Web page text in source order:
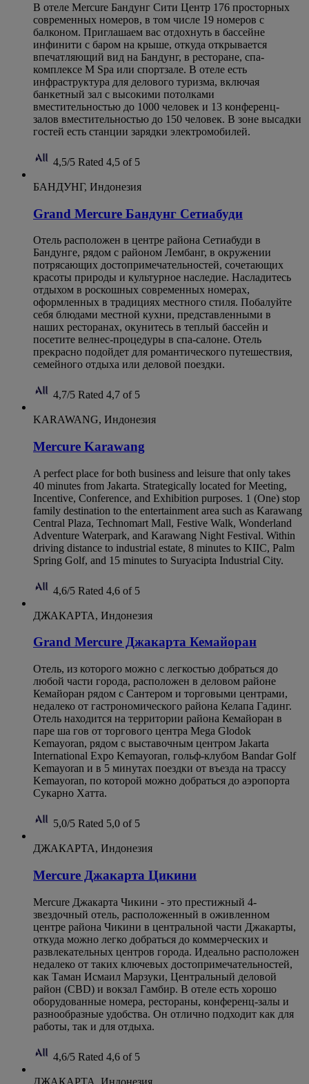
В отеле Mercure Бандунг Сити Центр 176 просторных
современных номеров, в том числе 19 номеров с
балконом. Приглашаем вас отдохнуть в бассейне
инфинити с баром на крыше, откуда открывается
впечатляющий вид на Бандунг, в ресторане, спа-
комплексе M Spa или спортзале. В отеле есть
инфраструктура для делового туризма, включая
банкетный зал с высокими потолками
вместительностью до 1000 человек и 13 конференц-
залов вместительностью до 150 человек. В зоне высадки
гостей есть станции зарядки электромобилей.
4,5/5 Rated 4,5 of 5
БАНДУНГ, Индонезия
Grand Mercure Бандунг Сетиабуди
Отель расположен в центре района Сетиабуди в
Бандунге, рядом с районом Лембанг, в окружении
потрясающих достопримечательностей, сочетающих
красоты природы и культурное наследие. Насладитесь
отдыхом в роскошных современных номерах,
оформленных в традициях местного стиля. Побалуйте
себя блюдами местной кухни, представленными в
наших ресторанах, окунитесь в теплый бассейн и
посетите велнес-процедуры в спа-салоне. Отель
прекрасно подойдет для романтического путешествия,
семейного отдыха или деловой поездки.
4,7/5 Rated 4,7 of 5
KARAWANG, Индонезия
Mercure Karawang
A perfect place for both business and leisure that only takes
40 minutes from Jakarta. Strategically located for Meeting,
Incentive, Conference, and Exhibition purposes. 1 (One) stop
family destination to the entertainment area such as Karawang
Central Plaza, Technomart Mall, Festive Walk, Wonderland
Adventure Waterpark, and Karawang Night Festival. Within
driving distance to industrial estate, 8 minutes to KIIC, Palm
Spring Golf, and 15 minutes to Suryacipta Industrial City.
4,6/5 Rated 4,6 of 5
ДЖАКАРТА, Индонезия
Grand Mercure Джакарта Кемайоран
Отель, из которого можно с легкостью добраться до
любой части города, расположен в деловом районе
Кемайоран рядом с Сантером и торговыми центрами,
недалеко от гастрономического района Келапа Гадинг.
Отель находится на территории района Кемайоран в
паре ша гов от торгового центра Mega Glodok
Kemayoran, рядом с выставочным центром Jakarta
International Expo Kemayoran, гольф-клубом Bandar Golf
Kemayoran и в 5 минутах поездки от въезда на трассу
Kemayoran, по которой можно добраться до аэропорта
Сукарно Хатта.
5,0/5 Rated 5,0 of 5
ДЖАКАРТА, Индонезия
Mercure Джакарта Цикини
Mercure Джакарта Чикини - это престижный 4-
звездочный отель, расположенный в оживленном
центре района Чикини в центральной части Джакарты,
откуда можно легко добраться до коммерческих и
развлекательных центров города. Идеально расположен
недалеко от таких ключевых достопримечательностей,
как Таман Исмаил Марзуки, Центральный деловой
район (CBD) и вокзал Гамбир. В отеле есть хорошо
оборудованные номера, рестораны, конференц-залы и
разнообразные удобства. Он отлично подходит как для
работы, так и для отдыха.
4,6/5 Rated 4,6 of 5
ДЖАКАРТА, Индонезия